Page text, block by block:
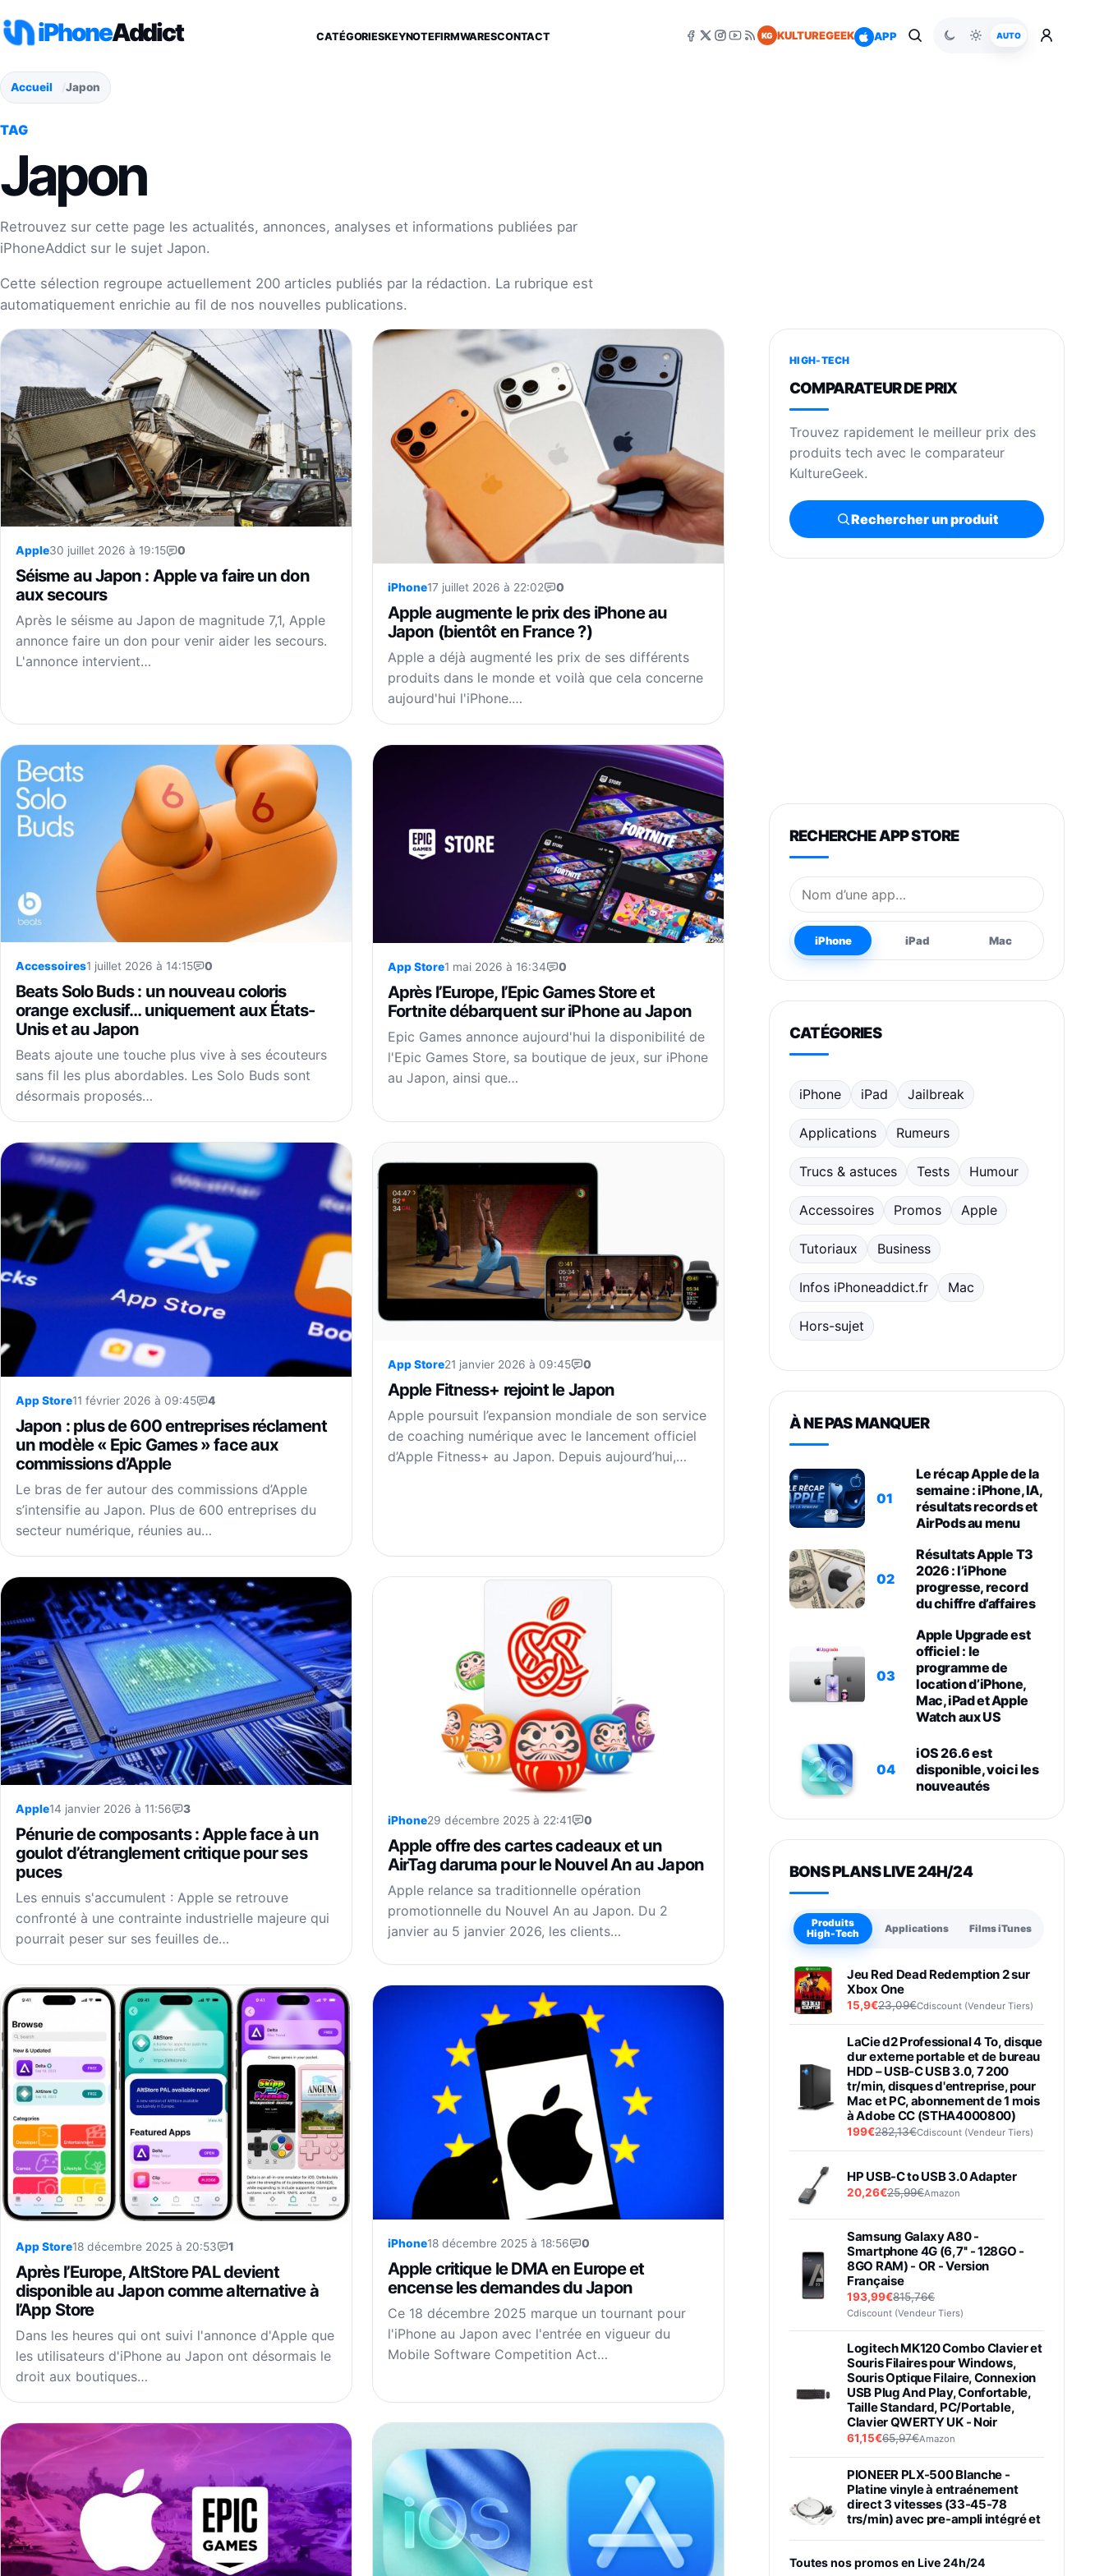
iPhoneAddict CATÉGORIESKEYNOTEFIRMWARESCONTACT KG KULTUREGEEK APP AUTO
Accueil Japon
TAG
Japon
Retrouvez sur cette page les actualités, annonces, analyses et informations publiées par
iPhoneAddict sur le sujet Japon.
Cette sélection regroupe actuellement 200 articles publiés par la rédaction. La rubrique est
automatiquement enrichie au fil de nos nouvelles publications.
Apple30 juillet 2026 à 19:15 0
Séisme au Japon : Apple va faire un don
aux secours
Après le séisme au Japon de magnitude 7,1, Apple
annonce faire un don pour venir aider les secours.
L'annonce intervient…
iPhone17 juillet 2026 à 22:02 0
Apple augmente le prix des iPhone au
Japon (bientôt en France ?)
Apple a déjà augmenté les prix de ses différents
produits dans le monde et voilà que cela concerne
aujourd'hui l'iPhone.…
Accessoires1 juillet 2026 à 14:15 0
Beats Solo Buds : un nouveau coloris
orange exclusif… uniquement aux États-
Unis et au Japon
Beats ajoute une touche plus vive à ses écouteurs
sans fil les plus abordables. Les Solo Buds sont
désormais proposés…
App Store1 mai 2026 à 16:34 0
Après l’Europe, l’Epic Games Store et
Fortnite débarquent sur iPhone au Japon
Epic Games annonce aujourd'hui la disponibilité de
l'Epic Games Store, sa boutique de jeux, sur iPhone
au Japon, ainsi que…
App Store11 février 2026 à 09:45 4
Japon : plus de 600 entreprises réclament
un modèle « Epic Games » face aux
commissions d’Apple
Le bras de fer autour des commissions d’Apple
s’intensifie au Japon. Plus de 600 entreprises du
secteur numérique, réunies au…
App Store21 janvier 2026 à 09:45 0
Apple Fitness+ rejoint le Japon
Apple poursuit l’expansion mondiale de son service
de coaching numérique avec le lancement officiel
d’Apple Fitness+ au Japon. Depuis aujourd’hui,…
Apple14 janvier 2026 à 11:56 3
Pénurie de composants : Apple face à un
goulot d’étranglement critique pour ses
puces
Les ennuis s'accumulent : Apple se retrouve
confronté à une contrainte industrielle majeure qui
pourrait peser sur ses feuilles de…
iPhone29 décembre 2025 à 22:41 0
Apple offre des cartes cadeaux et un
AirTag daruma pour le Nouvel An au Japon
Apple relance sa traditionnelle opération
promotionnelle du Nouvel An au Japon. Du 2
janvier au 5 janvier 2026, les clients…
App Store18 décembre 2025 à 20:53 1
Après l’Europe, AltStore PAL devient
disponible au Japon comme alternative à
l’App Store
Dans les heures qui ont suivi l'annonce d'Apple que
les utilisateurs d'iPhone au Japon ont désormais le
droit aux boutiques…
iPhone18 décembre 2025 à 18:56 0
Apple critique le DMA en Europe et
encense les demandes du Japon
Ce 18 décembre 2025 marque un tournant pour
l'iPhone au Japon avec l'entrée en vigueur du
Mobile Software Competition Act…
HIGH-TECH
COMPARATEUR DE PRIX
Trouvez rapidement le meilleur prix des
produits tech avec le comparateur
KultureGeek.
Rechercher un produit
RECHERCHE APP STORE
Nom de l’application
iPhone iPad Mac
CATÉGORIES
iPhone iPad Jailbreak
Applications Rumeurs
Trucs & astuces Tests Humour
Accessoires Promos Apple
Tutoriaux Business
Infos iPhoneaddict.fr Mac
Hors-sujet
À NE PAS MANQUER
01
Le récap Apple de la
semaine : iPhone, IA,
résultats records et
AirPods au menu
02
Résultats Apple T3
2026 : l’iPhone
progresse, record
du chiffre d’affaires
03
Apple Upgrade est
officiel : le
programme de
location d’iPhone,
Mac, iPad et Apple
Watch aux US
04
iOS 26.6 est
disponible, voici les
nouveautés
BONS PLANS LIVE 24H/24
Produits
High-Tech
Applications Films iTunes
Jeu Red Dead Redemption 2 sur
Xbox One
15,9€23,09€Cdiscount (Vendeur Tiers)
LaCie d2 Professional 4 To, disque
dur externe portable et de bureau
HDD – USB-C USB 3.0, 7 200
tr/min, disques d'entreprise, pour
Mac et PC, abonnement de 1 mois
à Adobe CC (STHA4000800)
199€282,13€Cdiscount (Vendeur Tiers)
HP USB-C to USB 3.0 Adapter
20,26€25,99€Amazon
Samsung Galaxy A80 -
Smartphone 4G (6,7'' - 128GO -
8GO RAM) - OR - Version
Française
193,99€815,76€
Cdiscount (Vendeur Tiers)
Logitech MK120 Combo Clavier et
Souris Filaires pour Windows,
Souris Optique Filaire, Connexion
USB Plug And Play, Confortable,
Taille Standard, PC/Portable,
Clavier QWERTY UK - Noir
61,15€65,97€Amazon
PIONEER PLX-500 Blanche -
Platine vinyle à entraénement
direct 3 vitesses (33-45-78
trs/min) avec pre-ampli intégré et
Toutes nos promos en Live 24h/24